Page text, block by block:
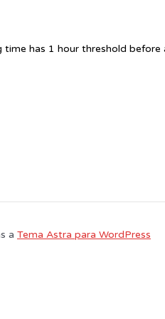
has 1 hour threshold before
a Tema Astra para WordPress